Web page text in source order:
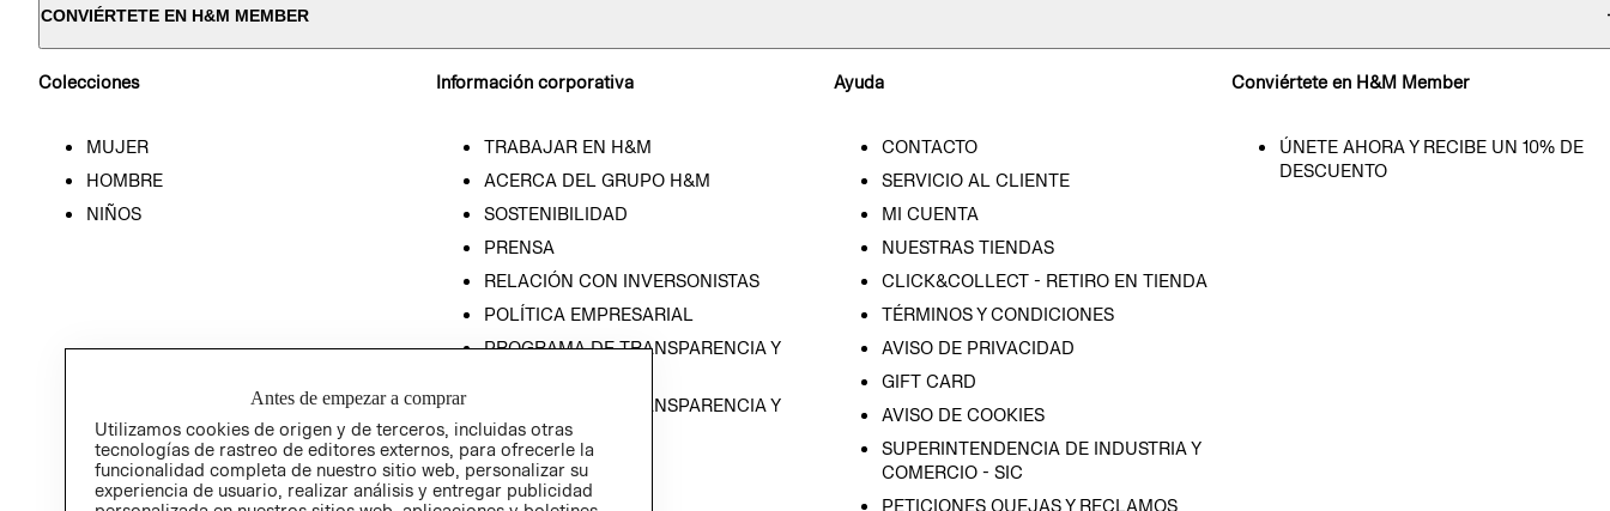
CONVIÉRTETE EN H&M MEMBER
Colecciones
MUJER
HOMBRE
NIÑOS
Información corporativa
TRABAJAR EN H&M
ACERCA DEL GRUPO H&M
SOSTENIBILIDAD
PRENSA
RELACIÓN CON INVERSONISTAS
POLÍTICA EMPRESARIAL
PROGRAMA DE TRANSPARENCIA Y
PROGRAMA DE TRANSPARENCIA Y
ÉTICA (INGLÉS)
Ayuda
CONTACTO
SERVICIO AL CLIENTE
MI CUENTA
NUESTRAS TIENDAS
CLICK&COLLECT - RETIRO EN TIENDA
TÉRMINOS Y CONDICIONES
AVISO DE PRIVACIDAD
GIFT CARD
AVISO DE COOKIES
SUPERINTENDENCIA DE INDUSTRIA Y
COMERCIO - SIC
PETICIONES QUEJAS Y RECLAMOS
Conviértete en H&M Member
ÚNETE AHORA Y RECIBE UN 10% DE
DESCUENTO
Antes de empezar a comprar
Utilizamos cookies de origen y de terceros, incluidas otras
tecnologías de rastreo de editores externos, para ofrecerle la
funcionalidad completa de nuestro sitio web, personalizar su
experiencia de usuario, realizar análisis y entregar publicidad